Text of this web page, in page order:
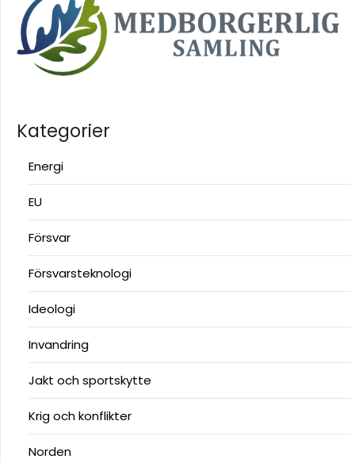
Kategorier
Energi
EU
Försvar
Försvarsteknologi
Ideologi
Invandring
Jakt och sportskytte
Krig och konflikter
Norden